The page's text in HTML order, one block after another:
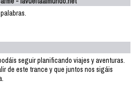
seguir planificando viajes y aventuras.
de este trance y que juntos nos sigáis